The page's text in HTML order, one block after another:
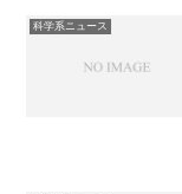
科学系ニュース